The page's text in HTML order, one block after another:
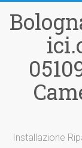
contenuto
Installazione